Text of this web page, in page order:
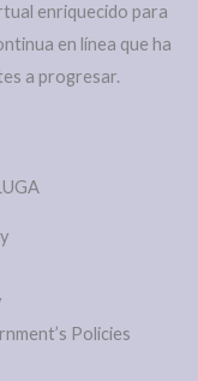
enriquecido para
en línea que ha
a progresar.
Policies